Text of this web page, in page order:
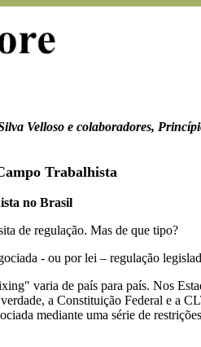
Velloso e colaboradores,
Trabalhista
no Brasil
de regulação. Mas de que tipo?
- ou por lei – regulação
varia de país para país. Nos
a Constituição Federal e a
mediante uma série de